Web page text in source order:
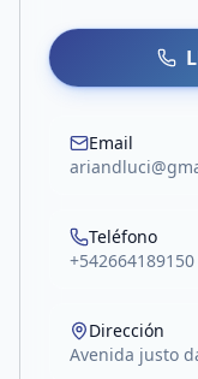
Email
Teléfono
+542664189150
Dirección
Avenida justo